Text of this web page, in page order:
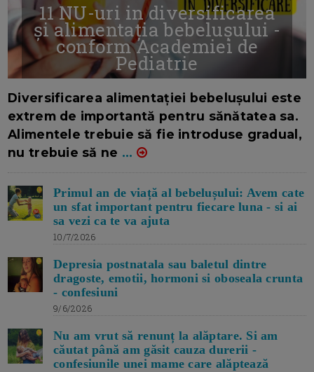
11 NU-uri in diversificarea
și alimentația bebelușului -
conform Academiei de
Pediatrie
Diversificarea alimentației bebelușului este
extrem de importantă pentru sănătatea sa.
Alimentele trebuie să fie introduse gradual,
nu trebuie să ne ...
Primul an de viață al bebelușului: Avem cate
un sfat important pentru fiecare luna - si ai
sa vezi ca te va ajuta
10/7/2026
Depresia postnatala sau baletul dintre
dragoste, emotii, hormoni si oboseala crunta
- confesiuni
9/6/2026
Nu am vrut să renunț la alăptare. Si am
căutat până am găsit cauza durerii -
confesiunile unei mame care alăptează